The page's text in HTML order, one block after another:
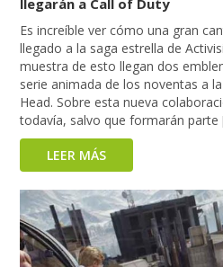
llegarán a Call of Duty
Es increíble ver cómo una gran
llegado a la saga estrella de
muestra de esto llegan dos
serie animada de los noventas a
Head. Sobre esta nueva
todavía, salvo que formarán
LEER MÁS